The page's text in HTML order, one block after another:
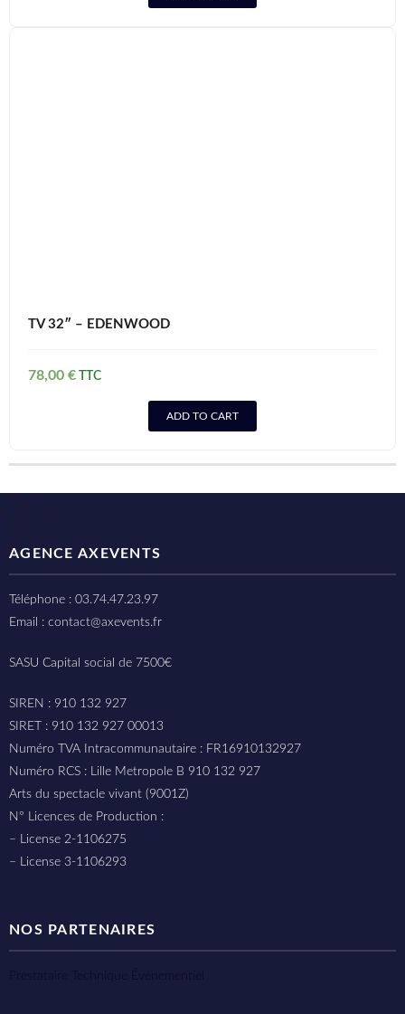
TV 32″ – EDENWOOD
78,00 €
ADD TO CART
AGENCE AXEVENTS
Téléphone : 03.74.47.23.97
Email : contact@axevents.fr
SASU Capital social de 7500€
SIREN : 910 132 927
SIRET : 910 132 927 00013
Numéro TVA Intracommunautaire : FR16910132927
Numéro RCS : Lille Metropole B 910 132 927
Arts du spectacle vivant (9001Z)
N° Licences de Production :
– License 2-1106275
– License 3-1106293
NOS PARTENAIRES